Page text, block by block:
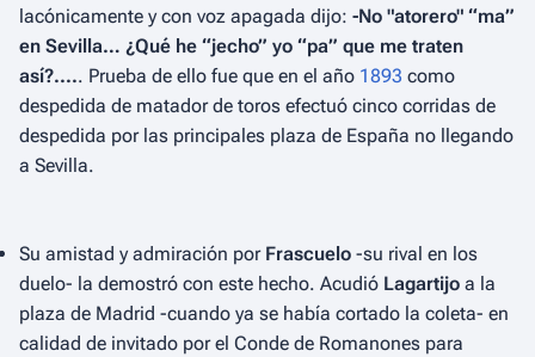
lacónicamente y con voz apagada dijo: -No "atorero" “ma”
en Sevilla… ¿Qué he “jecho” yo “pa” que me traten
así?..... Prueba de ello fue que en el año 1893 como
despedida de matador de toros efectuó cinco corridas de
despedida por las principales plaza de España no llegando
a Sevilla.
Su amistad y admiración por Frascuelo -su rival en los
duelo- la demostró con este hecho. Acudió Lagartijo a la
plaza de Madrid -cuando ya se había cortado la coleta- en
calidad de invitado por el Conde de Romanones para